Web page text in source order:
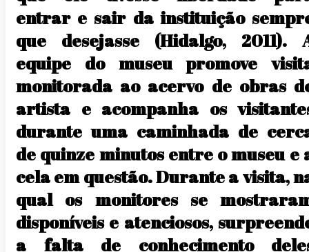
entrar e sair da instituição
que desejasse (Hidalgo, 2011).
equipe do museu promove
monitorada ao acervo de obras
artista e acompanha os
durante uma caminhada de
de quinze minutos entre o museu e
cela em questão. Durante a visita,
qual os monitores se
disponíveis e atenciosos,
a falta de conhecimento